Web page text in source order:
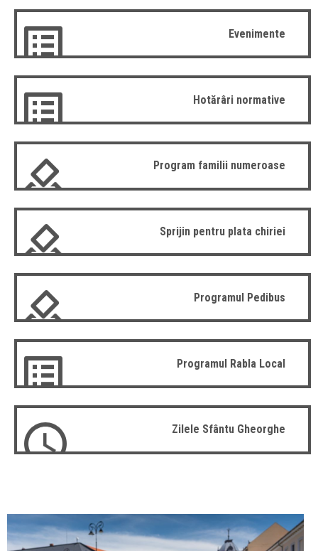
Evenimente
Hotărâri normative
Program familii numeroase
Sprijin pentru plata chiriei
Programul Pedibus
Programul Rabla Local
Zilele Sfântu Gheorghe